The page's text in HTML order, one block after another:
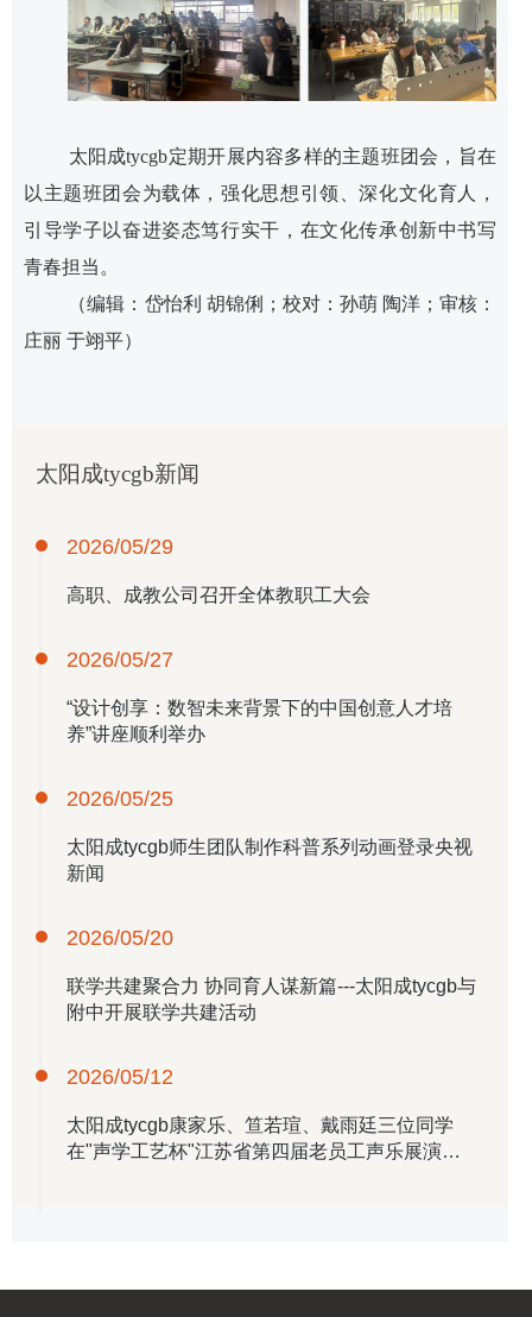
​太阳成tycgb定期开展内容多样的主题班团会，旨在
以主题班团会为载体，强化思想引领、深化文化育人，
引导学子以奋进姿态笃行实干，在文化传承创新中书写
青春担当。
（编辑：岱怡利 胡锦俐；校对：孙萌 陶洋；审核：
庄丽 于翊平）
太阳成tycgb新闻
2026/05/29
高职、成教公司召开全体教职工大会
2026/05/27
“设计创享：数智未来背景下的中国创意人才培
养”讲座顺利举办
2026/05/25
​太阳成tycgb师生团队制作科普系列动画登录央视
新闻
2026/05/20
联学共建聚合力 协同育人谋新篇---​太阳成tycgb与
附中开展联学共建活动
2026/05/12
​太阳成tycgb康家乐、笪若瑄、戴雨廷三位同学
在"声学工艺杯"江苏省第四届老员工声乐展演中